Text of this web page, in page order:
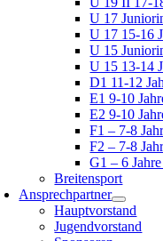
U 17
U 17 15-16
U 15
U 15 13-14
D1 11-12
E1 9-10
E2 9-10
F1 – 7-8
F2 – 7-8
G1 – 6
Breitensport
Ansprechpartner
Hauptvorstand
Jugendvorstand